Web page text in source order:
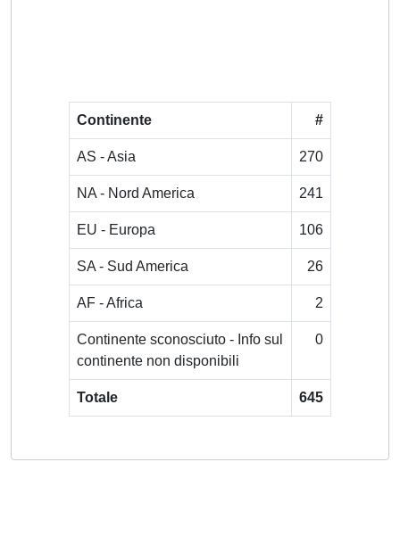
Continente #
AS - Asia 270
NA - Nord America 241
EU - Europa 106
SA - Sud America 26
AF - Africa 2
Continente sconosciuto - Info sul
continente non disponibili
0
Totale 645